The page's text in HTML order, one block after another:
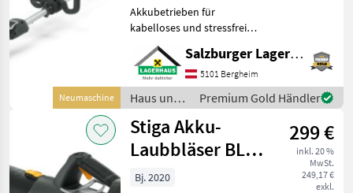
Neumaschine
Akkubetrieben für
kabelloses und stressfreies
Arbeiten Der „Tap&Go“-
Trimmerkopf ermöglicht
ein schnelles und einfaches
Nachführen des Mähfadens
Einstellbarer Griff
Salzburger Lagerhaus-Technik
5101 Bergheim
Haus und
Garten /
Stiga
Premium Gold Händler
Stiga Akku-
Laubbläser BL
900 E
299 €
inkl. 20 %
MwSt.
249,17 €
exkl.
Bj. 2020